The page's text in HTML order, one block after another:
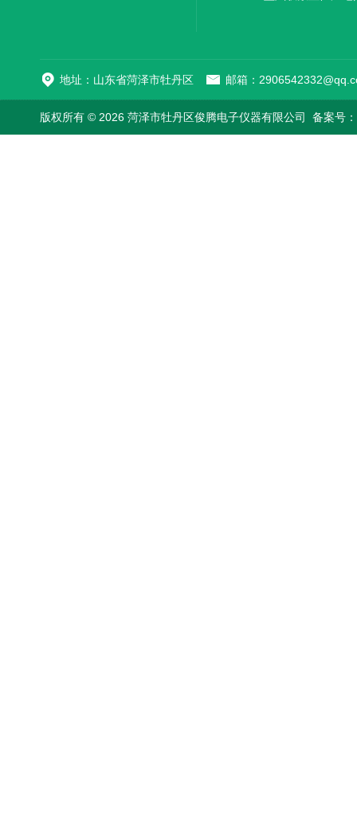
地址：山东省菏泽市牡丹区 邮箱：
版权所有 © 2026 菏泽市牡丹区俊腾电子仪器有限公司 备案号